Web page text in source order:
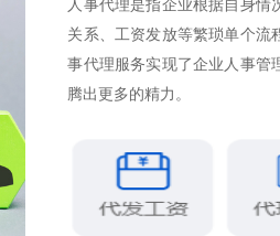
人事代理是指企业根据自身情
关系、工资发放等繁琐单个流
事代理服务实现了企业人事管
腾出更多的精力。